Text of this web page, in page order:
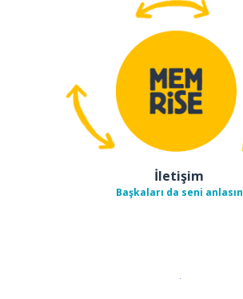
İletişim
Başkaları da seni anlasın